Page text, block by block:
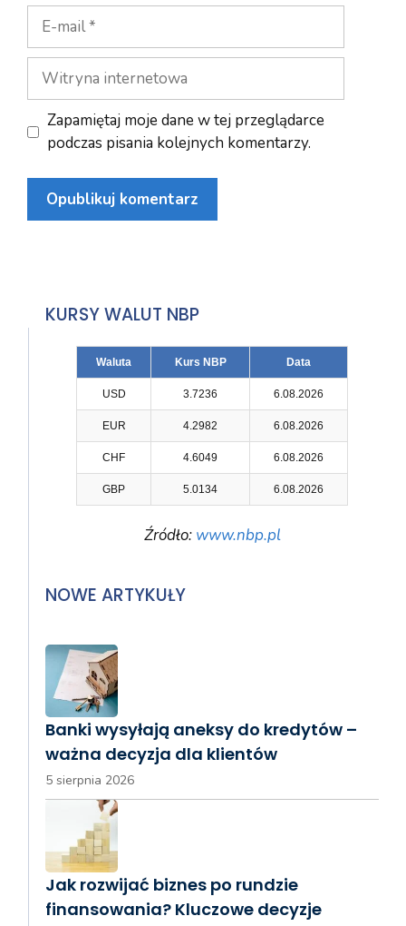
mail
Witryna
internetowa
Zapamiętaj moje dane w tej przeglądarce
podczas pisania kolejnych komentarzy.
KURSY WALUT NBP
Waluta Kurs NBP Data
USD 3.7236 6.08.2026
EUR 4.2982 6.08.2026
CHF 4.6049 6.08.2026
GBP 5.0134 6.08.2026
Źródło: www.nbp.pl
NOWE ARTYKUŁY
Banki wysyłają aneksy do kredytów –
ważna decyzja dla klientów
5 sierpnia 2026
Jak rozwijać biznes po rundzie
finansowania? Kluczowe decyzje